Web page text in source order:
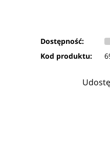
Dostępność:
Kod produktu: